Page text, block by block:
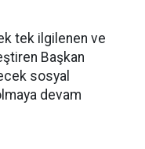
tek ilgilenen ve
Başkan
sosyal
devam